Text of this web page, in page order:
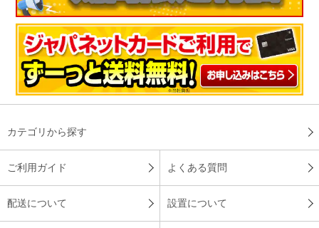
カテゴリから探す
ご利用ガイド よくある質問
配送について 設置について